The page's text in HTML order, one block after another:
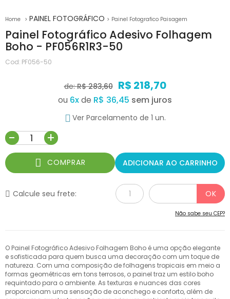
PAINEL FOTOGRÁFICO Painel Fotografico Paisagem
Painel Fotográfico Adesivo Folhagem
Boho - PF056R1R3-50
Cod: PF056-50
de:R$ 283,60 R$ 218,70
ou 6xde R$ 36,45
Ver Parcelamento de 1 un.
- +
COMPRAR ADICIONAR AO CARRINHO
Calcule seu frete:
Não sabe seu CEP?
O Painel Fotográfico Adesivo Folhagem Boho é uma opção elegante
e sofisticada para quem busca uma decoração com um toque de
natureza. Com uma composição de folhagens tropicais em meio a
formas geométricas em tons terrosos, o painel traz um estilo boho
requintado para o ambiente. As texturas e nuances das cores
proporcionam uma sensação de aconchego e conforto, além de